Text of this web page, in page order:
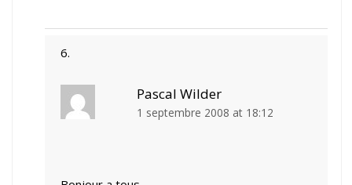
Pascal Wilder
1 septembre 2008 at 18:12